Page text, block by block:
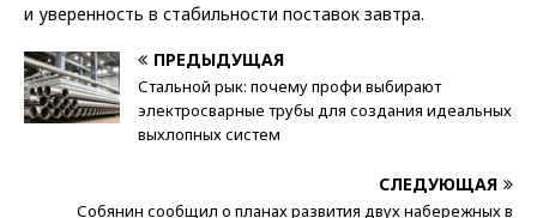
и уверенность в стабильности поставок завтра.
ПРЕДЫДУЩАЯ
Стальной рык: почему профи выбирают
электросварные трубы для создания идеальных
выхлопных систем
СЛЕДУЮЩАЯ
Собянин сообщил о планах развития двух набережных в